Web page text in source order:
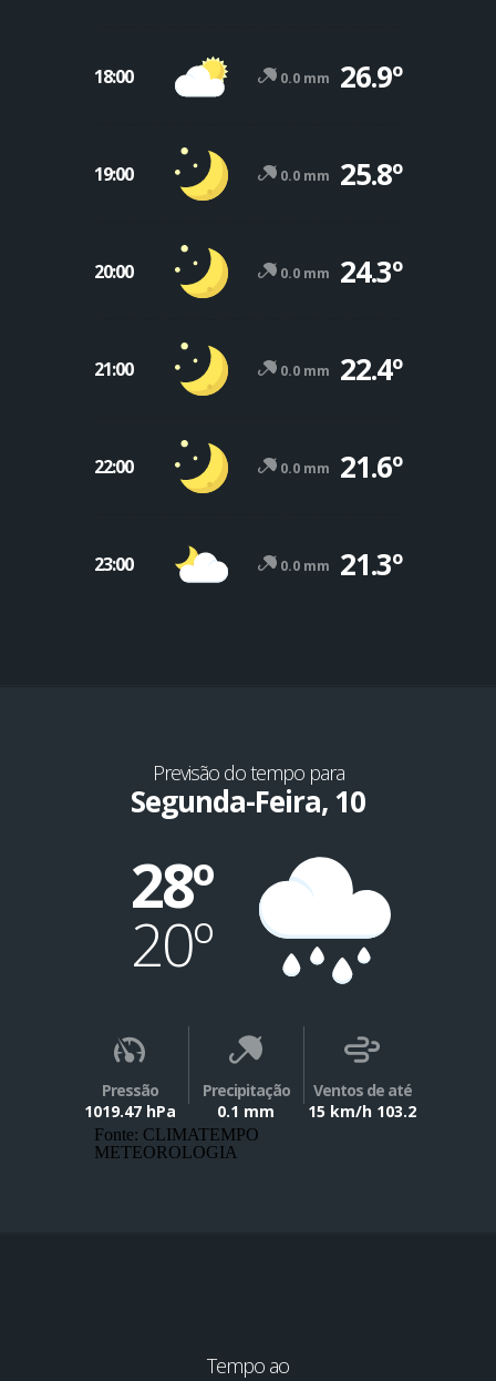
18:00 0.0 mm 26.9º
19:00 0.0 mm 25.8º
20:00 0.0 mm 24.3º
21:00 0.0 mm 22.4º
22:00 0.0 mm 21.6º
23:00 0.0 mm 21.3º
Previsão do tempo para
Segunda-Feira, 10
28º
20º
Pressão
1019.47 hPa
Precipitação
0.1 mm
Ventos de até
15 km/h 103.2
Fonte: CLIMATEMPO
METEOROLOGIA
Tempo ao